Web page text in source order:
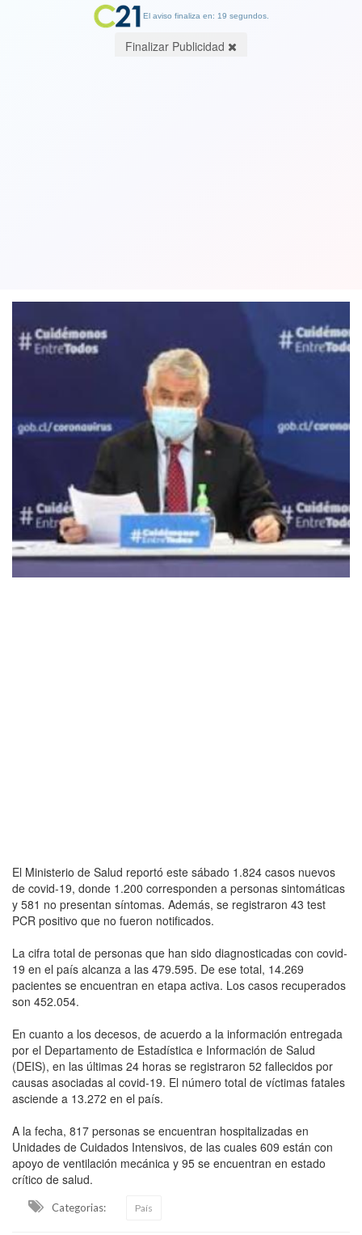
El Ministerio de Salud reportó este sábado 1.824 casos nuevos
de covid-19, donde 1.200 corresponden a personas sintomáticas
y 581 no presentan síntomas. Además, se registraron 43 test
PCR positivo que no fueron notificados.
La cifra total de personas que han sido diagnosticadas con covid-
19 en el país alcanza a las 479.595. De ese total, 14.269
pacientes se encuentran en etapa activa. Los casos recuperados
son 452.054.
En cuanto a los decesos, de acuerdo a la información entregada
por el Departamento de Estadística e Información de Salud
(DEIS), en las últimas 24 horas se registraron 52 fallecidos por
causas asociadas al covid-19. El número total de víctimas fatales
asciende a 13.272 en el país.
A la fecha, 817 personas se encuentran hospitalizadas en
Unidades de Cuidados Intensivos, de las cuales 609 están con
apoyo de ventilación mecánica y 95 se encuentran en estado
crítico de salud.
Categorias: País
El aviso finaliza en: 19 segundos.
Finalizar Publicidad